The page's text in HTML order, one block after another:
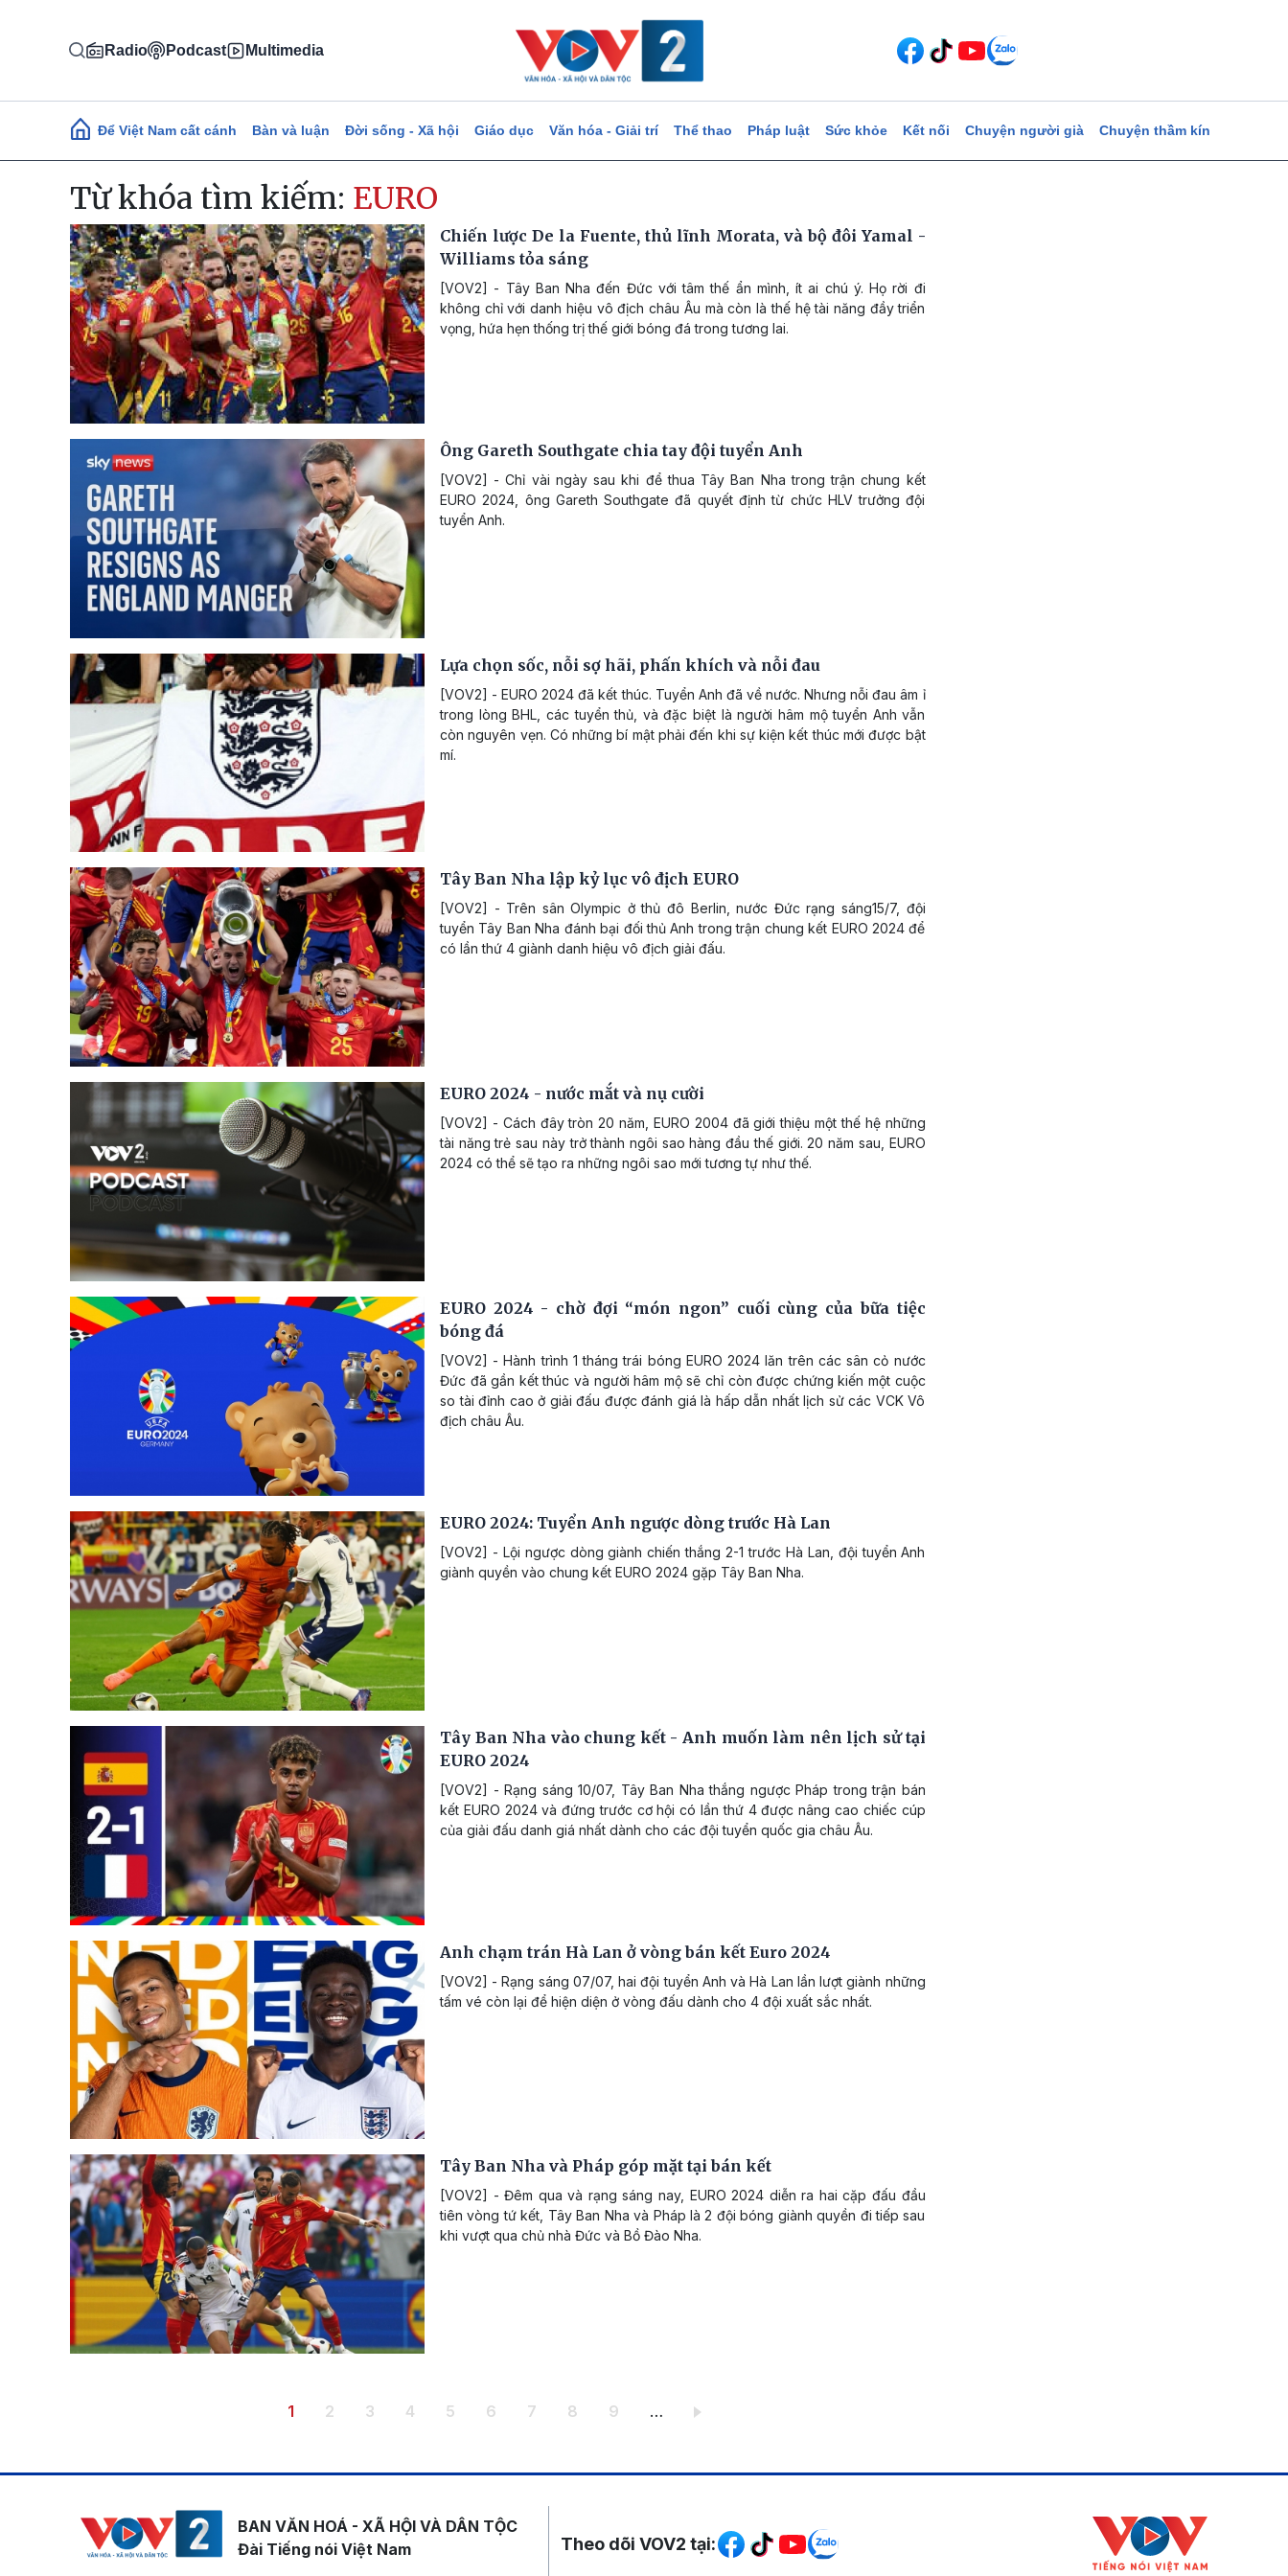
Radio Podcast Multimedia
Main navigation
Để Việt Nam cất cánh Bàn và luận Đời sống - Xã hội Giáo dục Văn hóa - Giải trí Thể thao Pháp luật Sức khỏe Kết nối Chuyện người già Chuyện thầm kín
Từ khóa tìm kiếm: EURO
Chiến lược De la Fuente, thủ lĩnh Morata, và bộ đôi Yamal -
Williams tỏa sáng
[VOV2] - Tây Ban Nha đến Đức với tâm thế ẩn mình, ít ai chú ý. Họ rời đi
không chỉ với danh hiệu vô địch châu Âu mà còn là thế hệ tài năng đầy triển
vọng, hứa hẹn thống trị thế giới bóng đá trong tương lai.
Ông Gareth Southgate chia tay đội tuyển Anh
[VOV2] - Chỉ vài ngày sau khi để thua Tây Ban Nha trong trận chung kết
EURO 2024, ông Gareth Southgate đã quyết định từ chức HLV trưởng đội
tuyển Anh.
Lựa chọn sốc, nỗi sợ hãi, phấn khích và nỗi đau
[VOV2] - EURO 2024 đã kết thúc. Tuyển Anh đã về nước. Nhưng nỗi đau âm ỉ
trong lòng BHL, các tuyển thủ, và đặc biệt là người hâm mộ tuyển Anh vẫn
còn nguyên vẹn. Có những bí mật phải đến khi sự kiện kết thúc mới được bật
mí.
Tây Ban Nha lập kỷ lục vô địch EURO
[VOV2] - Trên sân Olympic ở thủ đô Berlin, nước Đức rạng sáng15/7, đội
tuyển Tây Ban Nha đánh bại đối thủ Anh trong trận chung kết EURO 2024 để
có lần thứ 4 giành danh hiệu vô địch giải đấu.
EURO 2024 - nước mắt và nụ cười
[VOV2] - Cách đây tròn 20 năm, EURO 2004 đã giới thiệu một thế hệ những
tài năng trẻ sau này trở thành ngôi sao hàng đầu thế giới. 20 năm sau, EURO
2024 có thể sẽ tạo ra những ngôi sao mới tương tự như thế.
EURO 2024 - chờ đợi “món ngon” cuối cùng của bữa tiệc
bóng đá
[VOV2] - Hành trình 1 tháng trái bóng EURO 2024 lăn trên các sân cỏ nước
Đức đã gần kết thúc và người hâm mộ sẽ chỉ còn được chứng kiến một cuộc
so tài đỉnh cao ở giải đấu được đánh giá là hấp dẫn nhất lịch sử các VCK Vô
địch châu Âu.
EURO 2024: Tuyển Anh ngược dòng trước Hà Lan
[VOV2] - Lội ngược dòng giành chiến thắng 2-1 trước Hà Lan, đội tuyển Anh
giành quyền vào chung kết EURO 2024 gặp Tây Ban Nha.
Tây Ban Nha vào chung kết - Anh muốn làm nên lịch sử tại
EURO 2024
[VOV2] - Rạng sáng 10/07, Tây Ban Nha thắng ngược Pháp trong trận bán
kết EURO 2024 và đứng trước cơ hội có lần thứ 4 được nâng cao chiếc cúp
của giải đấu danh giá nhất dành cho các đội tuyển quốc gia châu Âu.
Anh chạm trán Hà Lan ở vòng bán kết Euro 2024
[VOV2] - Rạng sáng 07/07, hai đội tuyển Anh và Hà Lan lần lượt giành những
tấm vé còn lại để hiện diện ở vòng đấu dành cho 4 đội xuất sắc nhất.
Tây Ban Nha và Pháp góp mặt tại bán kết
[VOV2] - Đêm qua và rạng sáng nay, EURO 2024 diễn ra hai cặp đấu đầu
tiên vòng tứ kết, Tây Ban Nha và Pháp là 2 đội bóng giành quyền đi tiếp sau
khi vượt qua chủ nhà Đức và Bồ Đào Nha.
Trang hiện thời
1 Trang
2 Trang
3 Trang
4 Trang
5 Trang
6 Trang
7 Trang
8 Trang
9 …
BAN VĂN HOÁ - XÃ HỘI VÀ DÂN TỘC
Đài Tiếng nói Việt Nam
Mạng xã hội
Theo dõi VOV2 tại: